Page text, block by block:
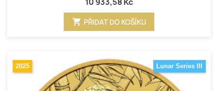
shopping_cart PŘIDAT DO KOŠÍKU
Lunar Series III
2025